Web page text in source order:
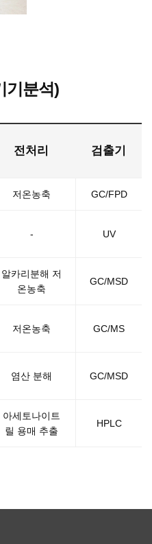
기분석)
전처리 검출기
저온농축 GC/FPD
- UV
알카리분해 저
온농축
GC/MSD
저온농축 GC/MS
염산 분해 GC/MSD
아세토나이트
릴 용매 추출
HPLC